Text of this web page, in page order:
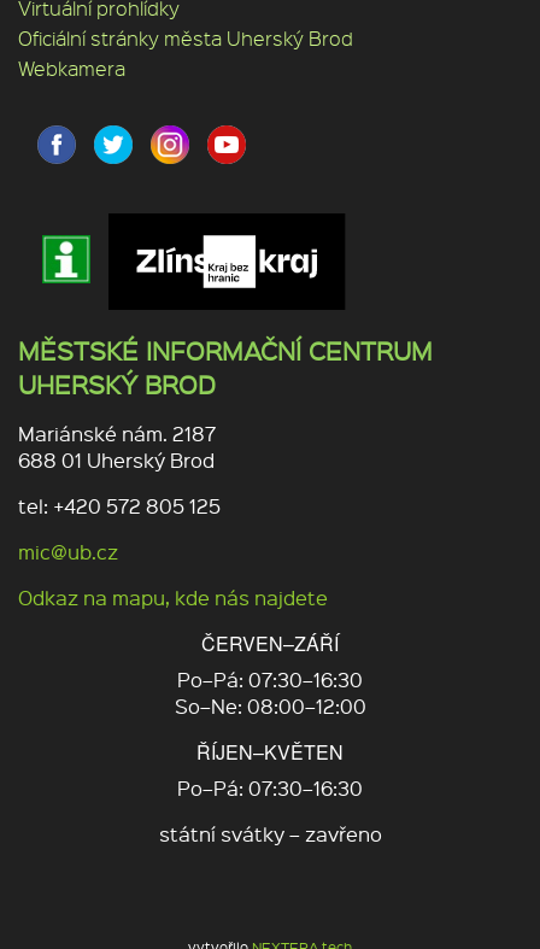
Virtuální prohlídky
Oficiální stránky města Uherský Brod
Webkamera
MĚSTSKÉ INFORMAČNÍ CENTRUM
UHERSKÝ BROD
Mariánské nám. 2187
688 01 Uherský Brod
tel: +420 572 805 125
mic@ub.cz
Odkaz na mapu, kde nás najdete
ČERVEN–ZÁŘÍ
Po–Pá: 07:30–16:30
So–Ne: 08:00–12:00
ŘÍJEN–KVĚTEN
Po–Pá: 07:30–16:30
státní svátky – zavřeno